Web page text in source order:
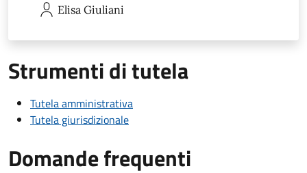
Elisa Giuliani
Strumenti di tutela
Tutela amministrativa
Tutela giurisdizionale
Domande frequenti